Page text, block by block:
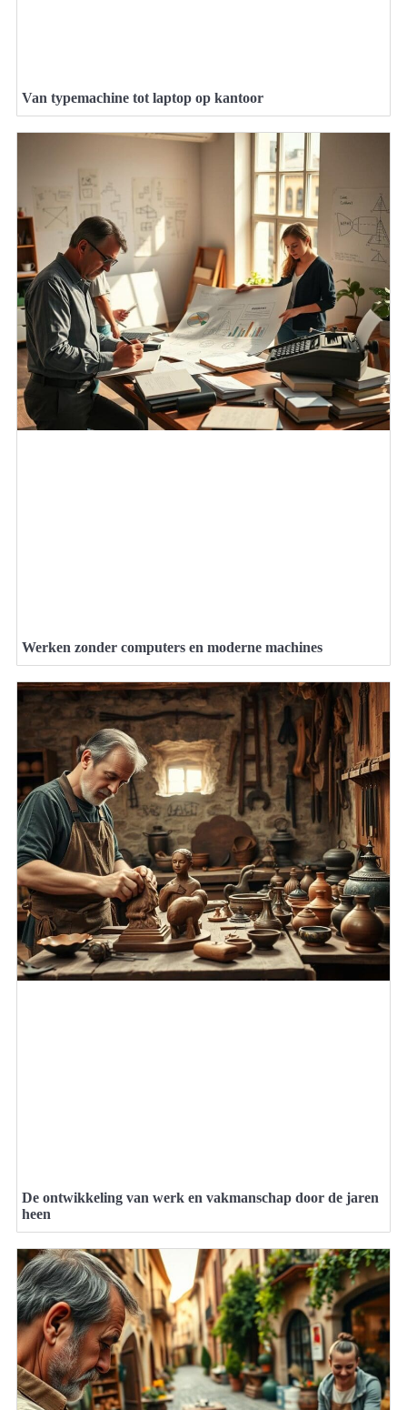
Van typemachine tot laptop op kantoor
Werken zonder computers en moderne machines
De ontwikkeling van werk en vakmanschap door de jaren
heen